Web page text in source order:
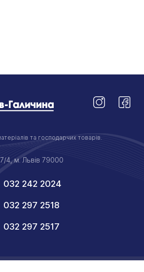
та господарчих товарів.
4, м. Львів 79000
032 242 2024
032 297 2518
032 297 2517